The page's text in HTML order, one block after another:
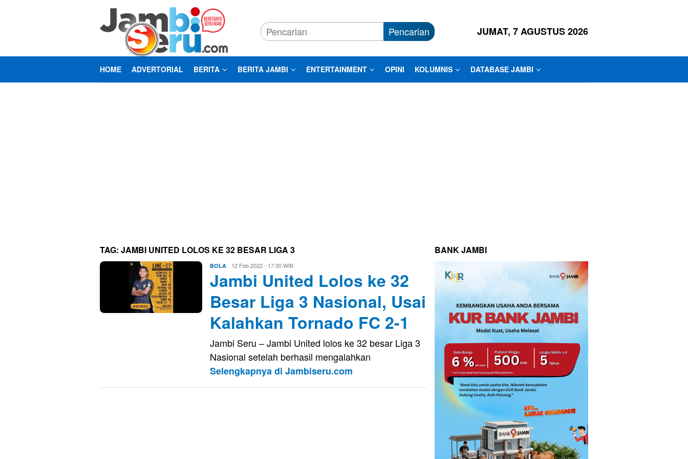
Pencarian JUMAT, 7 AGUSTUS 2026
HOME ADVERTORIAL BERITA BERITA JAMBI ENTERTAINMENT OPINI KOLUMNIS DATABASE JAMBI
TAG: JAMBI UNITED LOLOS KE 32 BESAR LIGA 3
BOLA Eri
Saputra
12 Feb 2022 - 17:30 WIB
Jambi United Lolos ke 32
Besar Liga 3 Nasional, Usai
Kalahkan Tornado FC 2-1
Jambi Seru – Jambi United lolos ke 32 besar Liga 3
Nasional setelah berhasil mengalahkan
Selengkapnya di Jambiseru.com
BANK JAMBI